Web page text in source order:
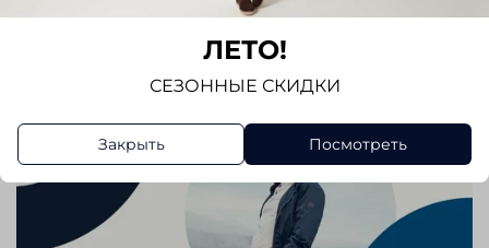
ЛЕТО!
СЕЗОННЫЕ СКИДКИ
Закрыть Посмотреть